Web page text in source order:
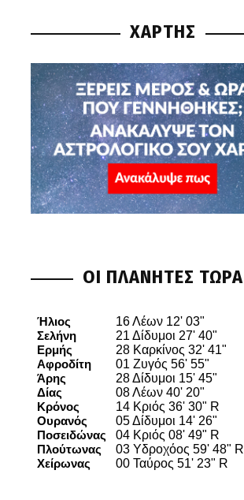
ΧΑΡΤΗΣ
ΟΙ ΠΛΑΝΗΤΕΣ ΤΩΡΑ